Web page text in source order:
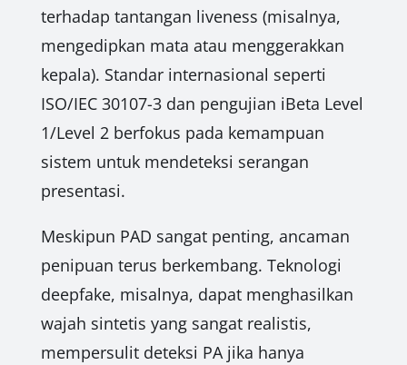
terhadap tantangan liveness (misalnya,
mengedipkan mata atau menggerakkan
kepala). Standar internasional seperti
ISO/IEC 30107-3 dan pengujian iBeta Level
1/Level 2 berfokus pada kemampuan
sistem untuk mendeteksi serangan
presentasi.
Meskipun PAD sangat penting, ancaman
penipuan terus berkembang. Teknologi
deepfake, misalnya, dapat menghasilkan
wajah sintetis yang sangat realistis,
mempersulit deteksi PA jika hanya